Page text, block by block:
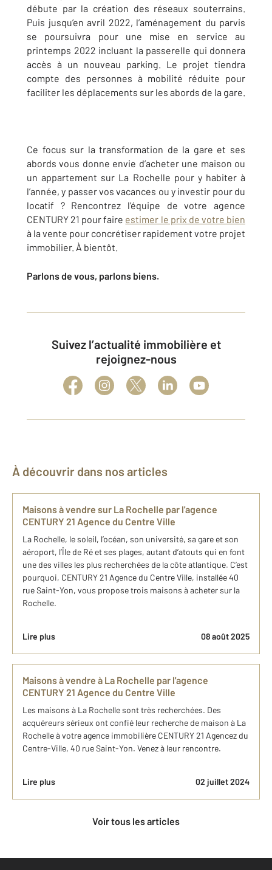
débute par la création des réseaux souterrains.
Puis jusqu’en avril 2022, l’aménagement du parvis
se poursuivra pour une mise en service au
printemps 2022 incluant la passerelle qui donnera
accès à un nouveau parking. Le projet tiendra
compte des personnes à mobilité réduite pour
faciliter les déplacements sur les abords de la gare.
Ce focus sur la transformation de la gare et ses
abords vous donne envie d’acheter une maison ou
un appartement sur La Rochelle pour y habiter à
l’année, y passer vos vacances ou y investir pour du
locatif ? Rencontrez l’équipe de votre agence
CENTURY 21 pour faire estimer le prix de votre bien
à la vente pour concrétiser rapidement votre projet
immobilier. À bientôt.
Parlons de vous, parlons biens.
Suivez l’actualité immobilière et
rejoignez-nous
À découvrir dans nos articles
Maisons à vendre sur La Rochelle par l'agence
CENTURY 21 Agence du Centre Ville
La Rochelle, le soleil, l’océan, son université, sa gare et son
aéroport, l’Île de Ré et ses plages, autant d’atouts qui en font
une des villes les plus recherchées de la côte atlantique. C’est
pourquoi, CENTURY 21 Agence du Centre Ville, installée 40
rue Saint-Yon, vous propose trois maisons à acheter sur la
Rochelle.
Lire plus 08 août 2025
Maisons à vendre à La Rochelle par l'agence
CENTURY 21 Agence du Centre Ville
Les maisons à La Rochelle sont très recherchées. Des
acquéreurs sérieux ont confié leur recherche de maison à La
Rochelle à votre agence immobilière CENTURY 21 Agencez du
Centre-Ville, 40 rue Saint-Yon. Venez à leur rencontre.
Lire plus 02 juillet 2024
Voir tous les articles